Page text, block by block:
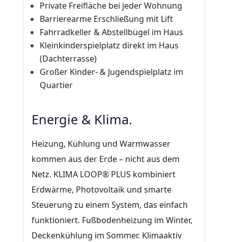
Private Freifläche bei jeder Wohnung
Barrierearme Erschließung mit Lift
Fahrradkeller & Abstellbügel im Haus
Kleinkinderspielplatz direkt im Haus
(Dachterrasse)
Großer Kinder- & Jugendspielplatz im
Quartier
Energie & Klima.
Heizung, Kühlung und Warmwasser
kommen aus der Erde – nicht aus dem
Netz. KLIMA LOOP® PLUS kombiniert
Erdwärme, Photovoltaik und smarte
Steuerung zu einem System, das einfach
funktioniert. Fußbodenheizung im Winter,
Deckenkühlung im Sommer. Klimaaktiv